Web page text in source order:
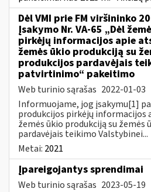
Dėl VMI prie FM viršininko
Įsakymo Nr. VA-65 „Dėl
pirkėjų informacijos apie
žemės ūkio produkciją su
produkcijos pardavėjais
patvirtinimo“ pakeitimo
Web turinio sąrašas 2022-01-03
Informuojame, jog įsakymu[1]
produkcijos pirkėjų informacijos
žemės ūkio produkciją su žemės
pardavėjais teikimo Valstybinei...
Metai: 2021
Įpareigojantys sprendimai
Web turinio sąrašas 2023-05-19